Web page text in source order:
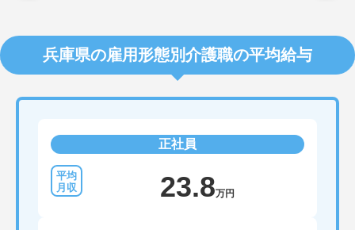
兵庫県の雇用形態別介護職の平均給与
正社員
23.8万円